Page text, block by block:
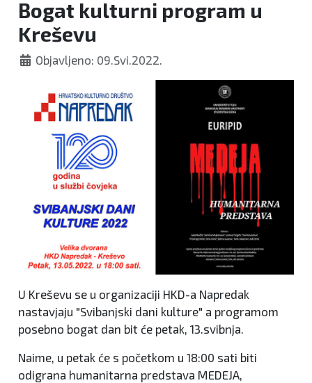
Bogat kulturni program u
Kreševu
Objavljeno: 09.Svi.2022.
U Kreševu se u organizaciji HKD-a Napredak
nastavjaju "Svibanjski dani kulture" a programom
posebno bogat dan bit će petak, 13.svibnja.
Naime, u petak će s početkom u 18:00 sati biti
odigrana humanitarna predstava MEDEJA,